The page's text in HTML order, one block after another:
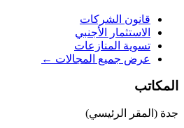
قانون الشركات
الاستثمار الأجنبي
تسوية المنازعات
عرض جميع المجالات ←
المكاتب
جدة (المقر الرئيسي)